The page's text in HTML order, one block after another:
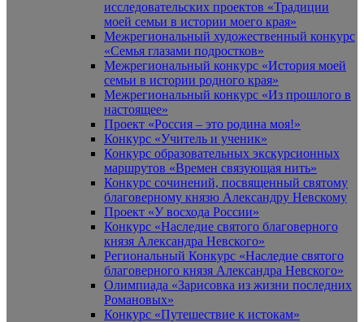
исследовательских проектов «Традиции
моей семьи в истории моего края»
Межрегиональный художественный конкурс
«Семья глазами подростков»
Межрегиональный конкурс «История моей
семьи в истории родного края»
Межрегиональный конкурс «Из прошлого в
настоящее»
Проект «Россия – это родина моя!»
Конкурс «Учитель и ученик»
Конкурс образовательных экскурсионных
маршрутов «Времен связующая нить»
Конкурс сочинений, посвященный святому
благоверному князю Александру Невскому
Проект «У восхода России»
Конкурс «Наследие святого благоверного
князя Александра Невского»
Региональный Конкурс «Наследие святого
благоверного князя Александра Невского»
Олимпиада «Зарисовка из жизни последних
Романовых»
Конкурс «Путешествие к истокам»